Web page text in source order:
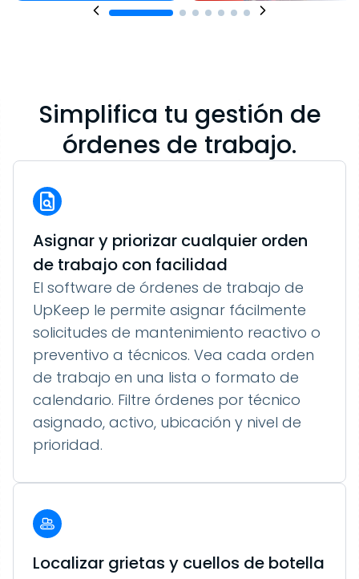
Simplifica tu gestión de
órdenes de trabajo.
Asignar y priorizar cualquier orden
de trabajo con facilidad
El software de órdenes de trabajo de
UpKeep le permite asignar fácilmente
solicitudes de mantenimiento reactivo o
preventivo a técnicos. Vea cada orden
de trabajo en una lista o formato de
calendario. Filtre órdenes por técnico
asignado, activo, ubicación y nivel de
prioridad.
Localizar grietas y cuellos de botella